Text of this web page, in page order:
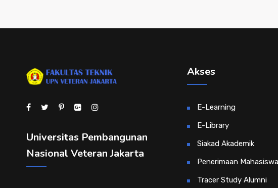
Universitas Pembangunan
Nasional Veteran Jakarta
Akses
E-Learning
E-Library
Siakad Akademik
Penerimaan
Tracer Study Alumni